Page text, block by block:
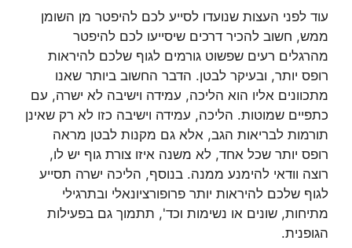
עוד לפני העצות שנועדו לסייע לכם להיפטר מן השומן
ממש, חשוב להכיר דרכים שיסייעו לכם להיפטר
מהרגלים רעים שפשוט גורמים לגוף שלכם להיראות
רופס יותר, ובעיקר לבטן. הדבר החשוב ביותר שאנו
מתכוונים אליו הוא הליכה, עמידה וישיבה לא ישרה, עם
כתפיים שמוטות. הליכה, עמידה וישיבה כזו לא רק שאינן
תורמות לבריאות הגב, אלא גם מקנות לבטן מראה
רופס יותר שכל אחד, לא משנה איזו צורת גוף יש לו,
רוצה וודאי להימנע ממנה. בנוסף, הליכה ישרה תסייע
לגוף שלכם להיראות יותר פרופורציונאלי ובתרגילי
מתיחות, שונים או נשימות וכד', תתמוך גם בפעילות
הגופנית.